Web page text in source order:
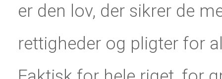
er den lov, der sikrer de
rettigheder og pligter for